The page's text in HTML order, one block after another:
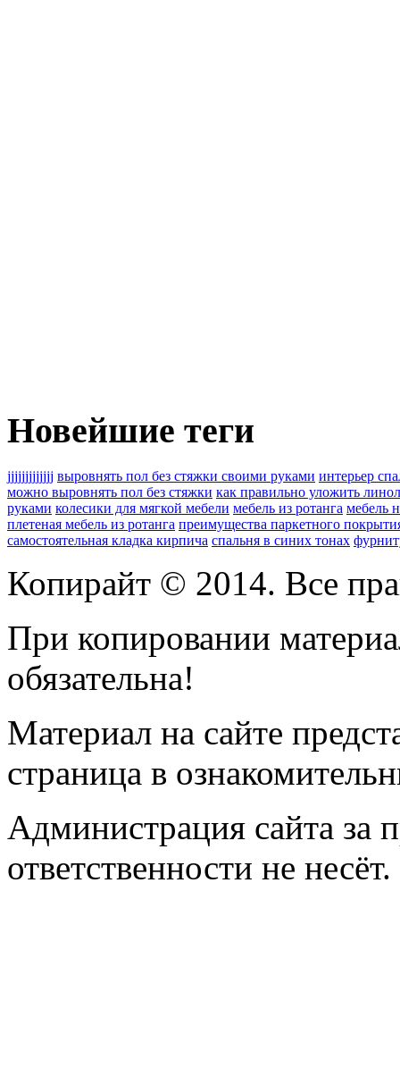
Новейшие теги
jjjjjjjjjjjjj выровнять пол без стяжки своими руками интерьер
можно выровнять пол без стяжки как правильно уложить
руками колесики для мягкой мебели мебель из ротанга мебель
плетеная мебель из ротанга преимущества паркетного
самостоятельная кладка кирпича спальня в синих тонах
Копирайт © 2014. Все
При копировании
обязательна!
Материал на сайте
страница в
Администрация сайта за
ответственности не несёт.